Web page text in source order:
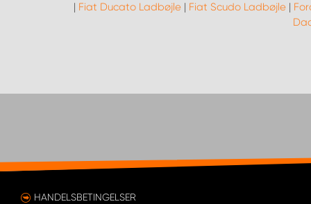
| Fiat Ducato Ladbøjle| Fiat Scudo Ladbøjle|
HANDELSBETINGELSER